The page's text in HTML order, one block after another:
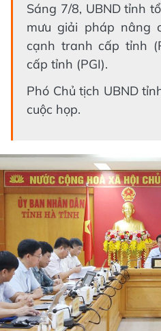
Sáng 7/8, UBND tỉnh
mưu giải pháp nâng
cạnh tranh cấp tỉnh
cấp tỉnh (PGI).
Phó Chủ tịch UBND
cuộc họp.